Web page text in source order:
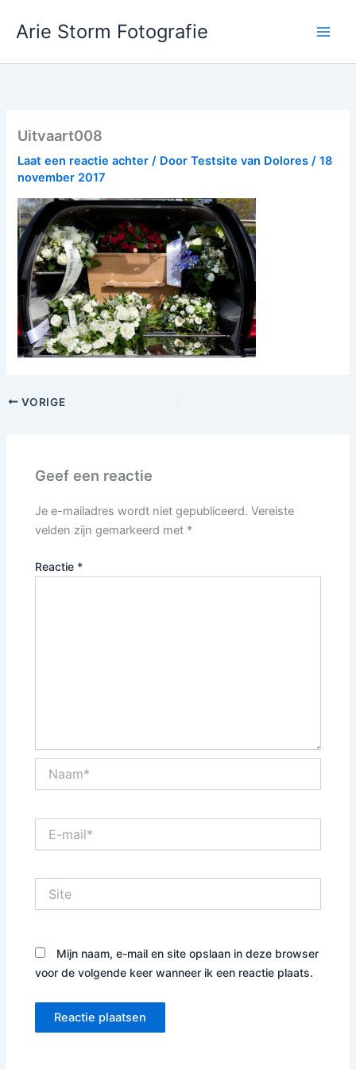
naar
inhoud
Arie Storm Fotografie
Uitvaart008
Laat een reactie achter / DoorTestsite van Dolores/18
november 2017
VORIGE
Geef een reactie
Je e-mailadres wordt niet gepubliceerd. Vereiste
velden zijn gemarkeerd met *
Reactie *
mail*
Mijn naam, e-mail en site opslaan in deze browser
voor de volgende keer wanneer ik een reactie plaats.